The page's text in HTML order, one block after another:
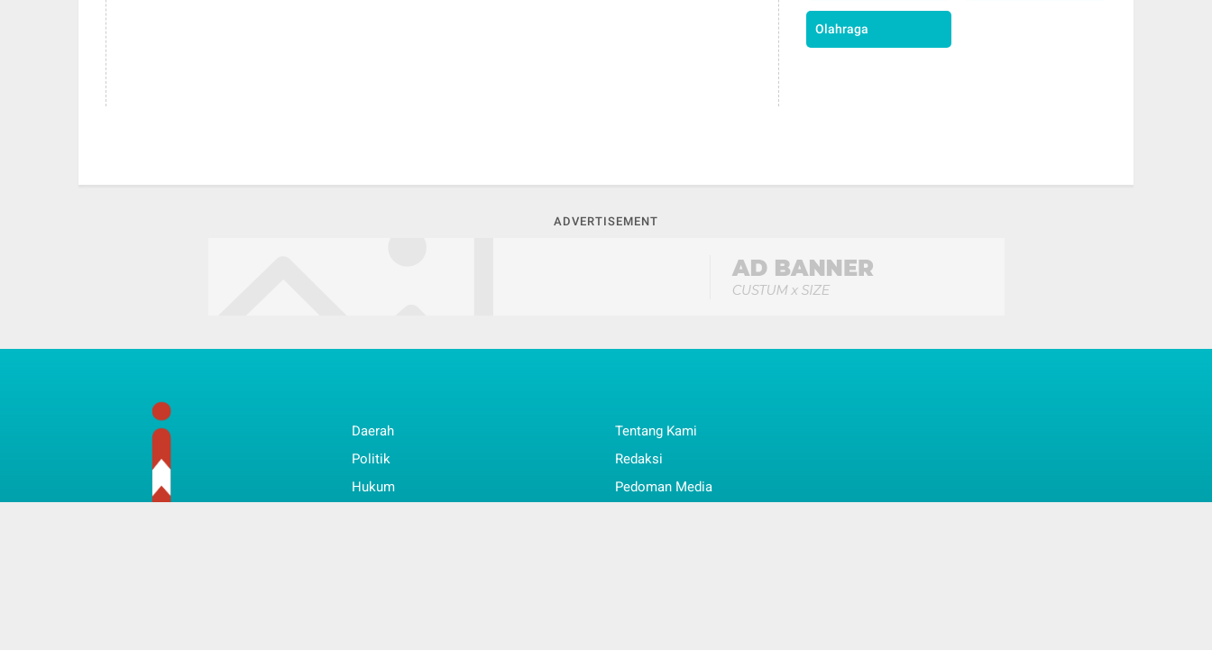
Olahraga
ADVERTISEMENT
Daerah
Politik
Hukum
Tentang Kami
Redaksi
Pedoman Media